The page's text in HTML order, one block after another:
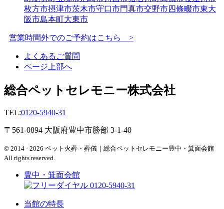
枚方市摂津市茨木市守口市門真市交野市四條畷市東大
阪市島本町大東市
営業時間外でのご予約はこちら >
よくあるご質問
ページ上部へ
総合ペットセレモニー株式会社
TEL:0120-5940-31
〒561-0894 大阪府豊中市勝部 3-1-40
© 2014 - 2026 ペット火葬・葬儀｜総合ペットセレモニー豊中・箕面会館
All rights reserved.
豊中・箕面会館
0120-5940-31
当館の特長